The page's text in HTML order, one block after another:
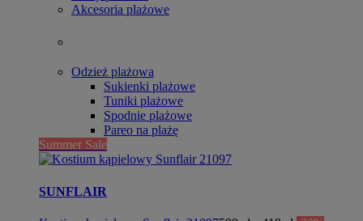
Akcesoria plażowe
Odzież plażowa
Sukienki plażowe
Tuniki plażowe
Spodnie plażowe
Pareo na plażę
Summer Sale
SUNFLAIR